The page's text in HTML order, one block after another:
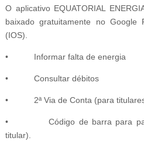
O aplicativo EQUATORIAL
baixado gratuitamente no Google
(IOS).
• Informar falta de energia
• Consultar débitos
• 2ª Via de Conta (para
• Código de barra para
titular).